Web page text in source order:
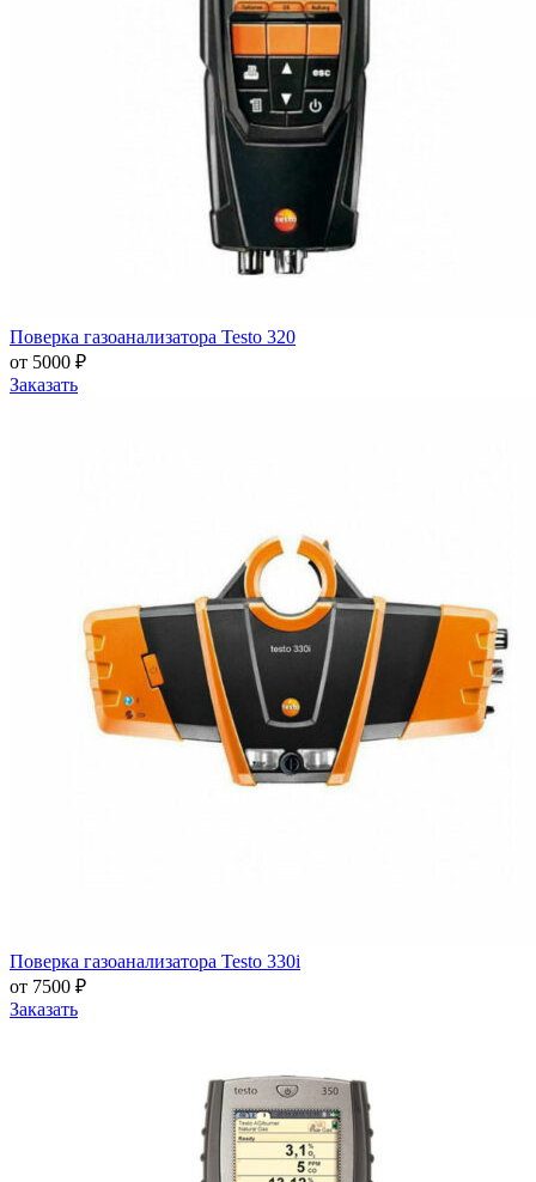
Поверка газоанализатора Testo 320
от 5000 ₽
Заказать
Поверка газоанализатора Testo 330i
от 7500 ₽
Заказать